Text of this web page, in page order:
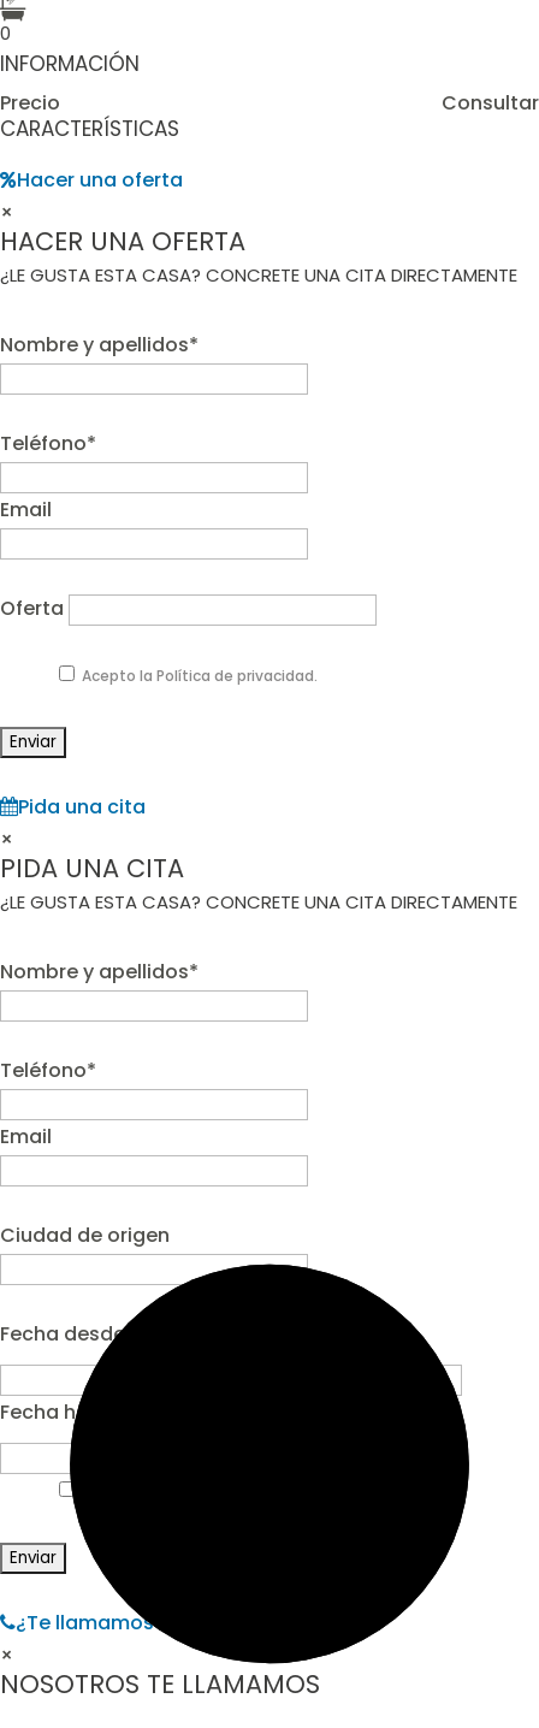
0
INFORMACIÓN
Precio Consultar
CARACTERÍSTICAS
Hacer una oferta
×
HACER UNA OFERTA
¿LE GUSTA ESTA CASA? CONCRETE UNA CITA DIRECTAMENTE
Nombre y apellidos*
Teléfono*
Email
Oferta
Acepto la Política de privacidad.
Pida una cita
×
PIDA UNA CITA
¿LE GUSTA ESTA CASA? CONCRETE UNA CITA DIRECTAMENTE
Nombre y apellidos*
Teléfono*
Email
Ciudad de origen
Fecha desde
Fecha hasta
¿Te llamamos?
×
NOSOTROS TE LLAMAMOS